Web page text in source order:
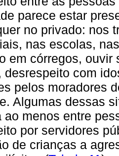
parece estar
no privado: nos
nas escolas,
em córregos, ouvir
desrespeito com
pelos moradores
Algumas dessas
ao menos entre
por servidores
de crianças a